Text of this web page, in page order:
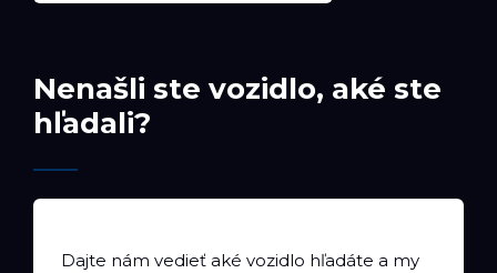
Nenašli ste vozidlo, aké ste
hľadali?
Dajte nám vedieť aké vozidlo hľadáte a my